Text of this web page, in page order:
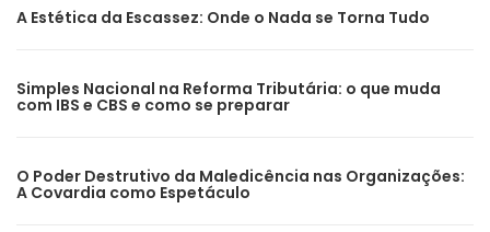
A Estética da Escassez: Onde o Nada se Torna Tudo
Simples Nacional na Reforma Tributária: o que muda
com IBS e CBS e como se preparar
O Poder Destrutivo da Maledicência nas Organizações:
A Covardia como Espetáculo